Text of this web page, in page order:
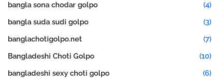
bangla sona chodar golpo
(4)
bangla suda sudi golpo
(3)
banglachotigolpo.net
(7)
Bangladeshi Choti Golpo
(10)
bangladeshi sexy choti golpo
(6)